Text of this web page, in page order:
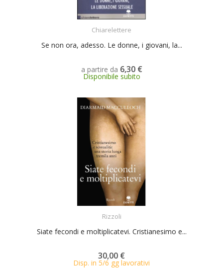
Chiarelettere
Se non ora, adesso. Le donne, i giovani, la...
a partire da 6,30 €
Disponibile subito
Rizzoli
Siate fecondi e moltiplicatevi. Cristianesimo e...
30,00 €
Disp. in 5/6 gg lavorativi